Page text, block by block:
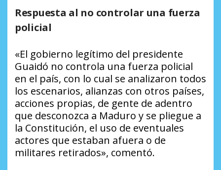
Respuesta al no controlar una fuerza
policial
«El gobierno legítimo del presidente
Guaidó no controla una fuerza policial
en el país, con lo cual se analizaron todos
los escenarios, alianzas con otros países,
acciones propias, de gente de adentro
que desconozca a Maduro y se pliegue a
la Constitución, el uso de eventuales
actores que estaban afuera o de
militares retirados», comentó.